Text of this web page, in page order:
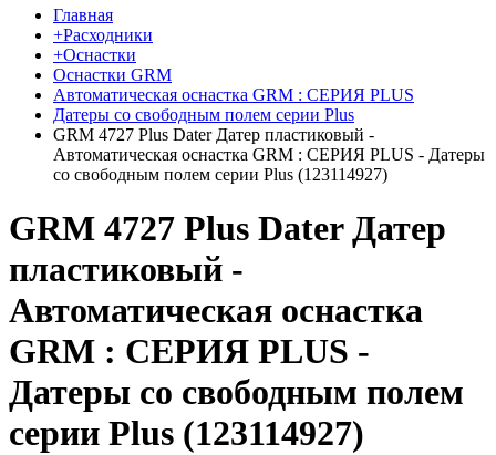
Главная
+Расходники
+Оснастки
Оснастки GRM
Автоматическая оснастка GRM : СЕРИЯ PLUS
Датеры со свободным полем серии Plus
GRM 4727 Plus Dater Датер пластиковый -
Автоматическая оснастка GRM : СЕРИЯ PLUS - Датеры
со свободным полем серии Plus (123114927)
GRM 4727 Plus Dater Датер
пластиковый -
Автоматическая оснастка
GRM : СЕРИЯ PLUS -
Датеры со свободным полем
серии Plus (123114927)